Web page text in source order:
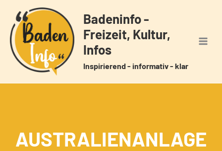
Inhalt
springen
Badeninfo -
Freizeit, Kultur,
Infos
Inspirierend - informativ - klar
AUSTRALIENANLAGE